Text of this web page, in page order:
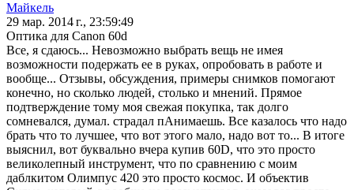
Майкель
29 мар. 2014 г., 23:59:49
Оптика для Canon 60d
Все, я сдаюсь... Невозможно выбрать вещь не имея
возможности подержать ее в руках, опробовать в работе и
вообще... Отзывы, обсуждения, примеры снимков помогают
конечно, но сколько людей, столько и мнений. Прямое
подтверждение тому моя свежая покупка, так долго
сомневался, думал. страдал пАнимаешь. Все казалось что надо
брать что то лучшее, что вот этого мало, надо вот то... В итоге
выяснил, вот буквально вчера купив 60D, что это просто
великолепный инструмент, что по сравнению с моим
даблкитом Олимпус 420 это просто космос. И объектив